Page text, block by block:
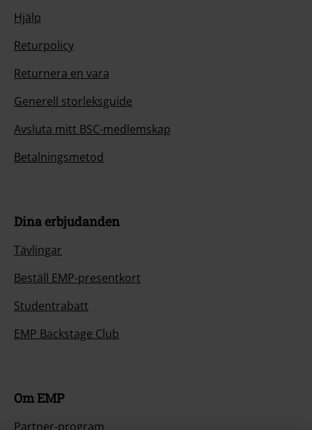
Hjälp
Returpolicy
Returnera en vara
Generell storleksguide
Avsluta mitt BSC-medlemskap
Betalningsmetod
Dina erbjudanden
Tävlingar
Beställ EMP-presentkort
Studentrabatt
EMP Backstage Club
Om EMP
Partner-program